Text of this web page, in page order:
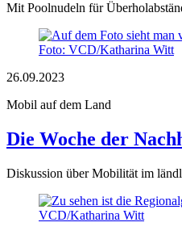
Mit Poolnudeln für
Foto: VCD/Katharina Witt
26.09.2023
Mobil auf dem Land
Die Woche der
Diskussion über Mobilität im
VCD/Katharina Witt